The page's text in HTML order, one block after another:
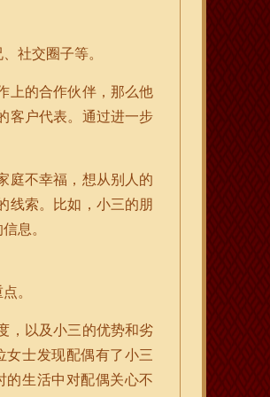
社交圈子等。
上的合作伙伴，那么他
客户代表。通过进一步
庭不幸福，想从别人的
线索。比如，小三的朋
息。
。
，以及小三的优势和劣
女士发现配偶有了小三
的生活中对配偶关心不